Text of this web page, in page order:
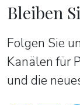
Bleiben
Folgen Sie
Kanälen für
und die